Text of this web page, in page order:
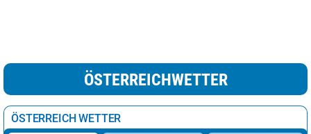
ÖSTERREICHWETTER
ÖSTERREICH WETTER